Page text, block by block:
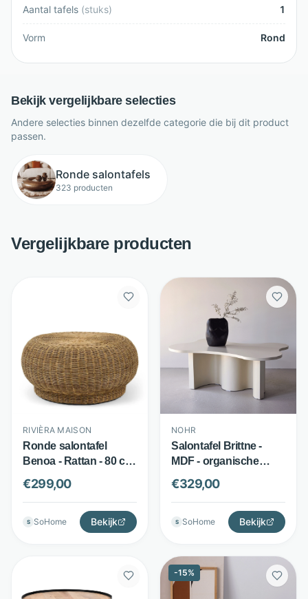
Aantal tafels (stuks) 1
Vorm Rond
Bekijk vergelijkbare selecties
Andere selecties binnen dezelfde categorie die bij dit product
passen.
Ronde salontafels
323 producten
Vergelijkbare producten
RIVIÈRA MAISON
Ronde salontafel
Benoa - Rattan - 80 cm
rond - Beige - Rivièra
Maison
€299,00
S SoHome Bekijk
NOHR
Salontafel Brittne -
MDF - organische
vorm met doorlopende
poot - beige - Nohr
€329,00
S SoHome Bekijk
-15%